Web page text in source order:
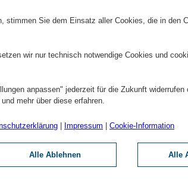
stimmen Sie dem Einsatz aller Cookies, die in den
wir nur technisch notwendige Cookies und
anpassen" jederzeit für die Zukunft widerrufen
mehr über diese erfahren.
Impressum Cookie-Information
Alle Ablehnen Alle